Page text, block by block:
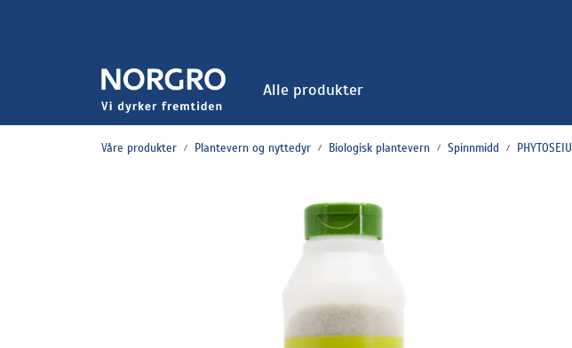
Alle produkter
Våre produkter Plantevern og nyttedyr Biologisk plantevern Spinnmidd